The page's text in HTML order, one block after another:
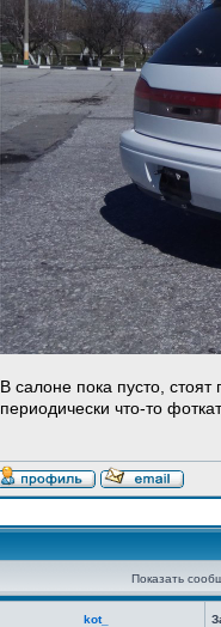
В салоне пока пусто,
периодически что-то
Показать
kot_